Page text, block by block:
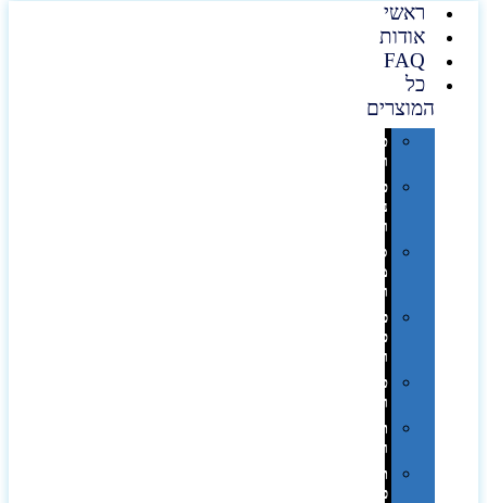
ראשי
אודות
FAQ
כל
המוצרים
טכנולוגיה
וגאדג'טים
פנאי,
נופש
ונסיעות
סביבת
משרד
ופרימיום
כלים,
פנסים
ורכב
טקסטיל
וחורף
תיקים
ומזוודות
תערוכות,
כנסים